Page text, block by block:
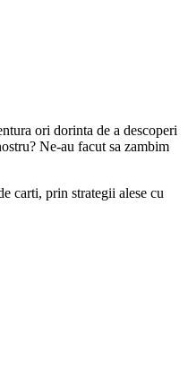
ori dorinta de a descoperi
Ne-au facut sa zambim
carti, prin strategii alese cu